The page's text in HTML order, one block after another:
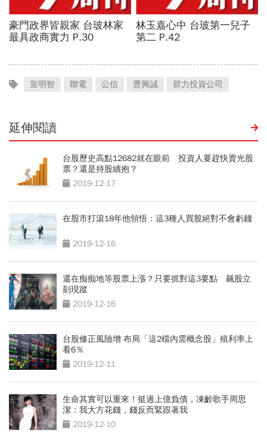
宣明智 聯電 公信 曹興誠 群力投資公司
延伸閱讀
台股歷史高點12682就在眼前 投資人要趕快賣光股
票？還是持股續抱？
2019-12-17
在股市打滾18年他領悟：這3種人買股絕對不會虧錢
2019-12-16
還在痴痴地等股票上漲？只要抓對這3要點 飆股立
刻現蹤
2019-12-16
台股修正風險增 布局「這2檔內需概念股」殖利率上
看6％
2019-12-11
生命其實可以重來！挺過上億負債，凍齡歌手周思
潔：我大方花錢，錢反而緊跟著我
2019-12-10